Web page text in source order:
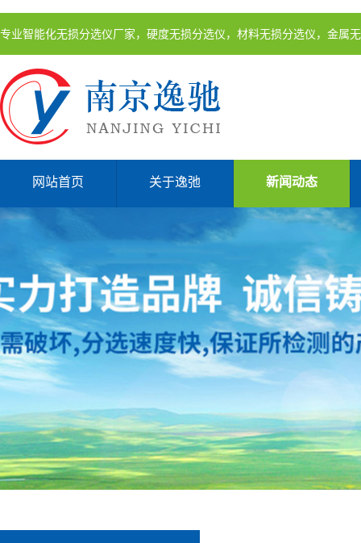
专业智能化无损分选仪厂家，硬度无损分选仪，材料无损分选仪，金属
网站首页 关于逸弛 新闻动态